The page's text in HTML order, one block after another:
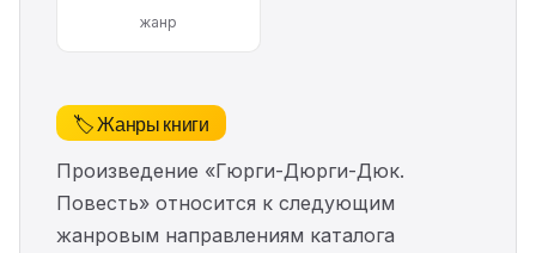
жанр
🏷️ Жанры книги
Произведение «Гюрги-Дюрги-Дюк.
Повесть» относится к следующим
жанровым направлениям каталога